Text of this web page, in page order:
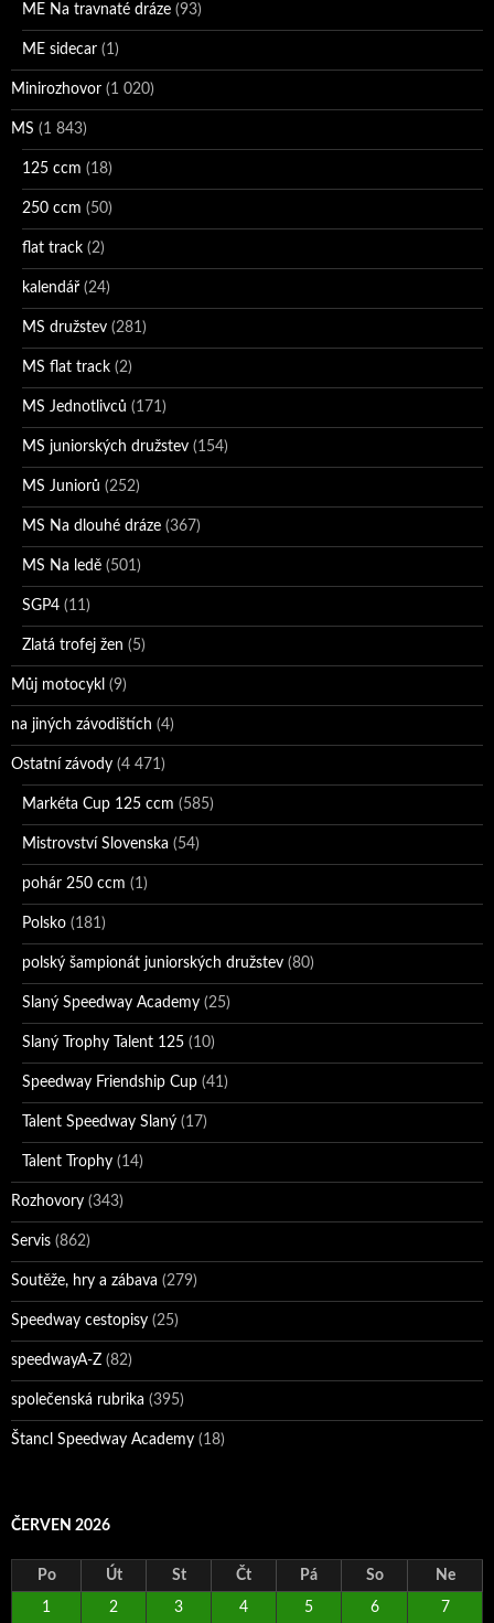
ME Na travnaté dráze (93)
ME sidecar (1)
Minirozhovor (1 020)
MS (1 843)
125 ccm (18)
250 ccm (50)
flat track (2)
kalendář (24)
MS družstev (281)
MS flat track (2)
MS Jednotlivců (171)
MS juniorských družstev (154)
MS Juniorů (252)
MS Na dlouhé dráze (367)
MS Na ledě (501)
SGP4 (11)
Zlatá trofej žen (5)
Můj motocykl (9)
na jiných závodištích (4)
Ostatní závody (4 471)
Markéta Cup 125 ccm (585)
Mistrovství Slovenska (54)
pohár 250 ccm (1)
Polsko (181)
polský šampionát juniorských družstev (80)
Slaný Speedway Academy (25)
Slaný Trophy Talent 125 (10)
Speedway Friendship Cup (41)
Talent Speedway Slaný (17)
Talent Trophy (14)
Rozhovory (343)
Servis (862)
Soutěže, hry a zábava (279)
Speedway cestopisy (25)
speedwayA-Z (82)
společenská rubrika (395)
Štancl Speedway Academy (18)
ČERVEN 2026
Po Út St Čt Pá So Ne
1 2 3 4 5 6 7